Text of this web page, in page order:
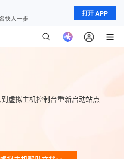
打开 APP
虚拟主机控制台重新启动站点